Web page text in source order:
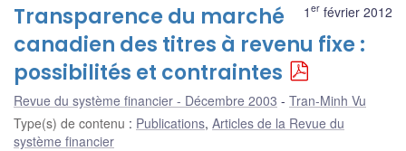
1 er février 2012
Transparence du marché
canadien des titres à revenu fixe :
possibilités et contraintes
Revue du système financier - Décembre 2003
Tran-Minh Vu
Type(s) de contenu : Publications, Articles de la Revue du
système financier